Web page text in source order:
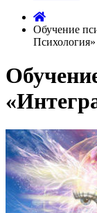
Обучение
Психология»